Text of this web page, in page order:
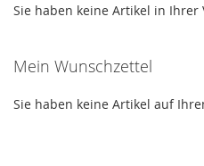
Sie haben keine Artikel in Ihrer
Mein Wunschzettel
Sie haben keine Artikel auf